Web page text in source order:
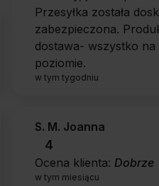
Przesyłka została
zabezpieczona.
dostawa- wszystko na
poziomie.
w tym tygodniu
S. M. Joanna
4
Ocena klienta: Dobrze
w tym miesiącu